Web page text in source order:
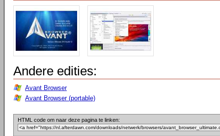
Andere edities:
Avant Browser
Avant Browser (portable)
HTML code om naar deze pagina te linken: